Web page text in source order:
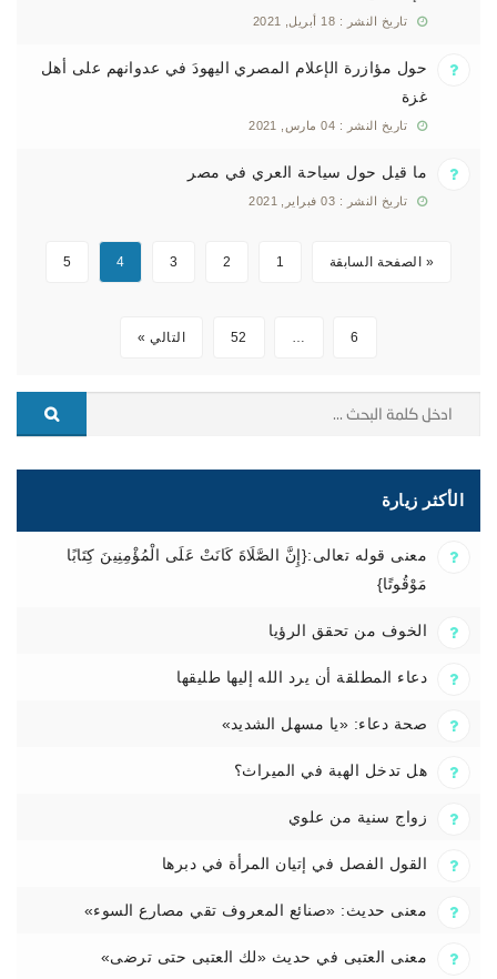
تاريخ النشر : 18 أبريل, 2021
حول مؤازرة الإعلام المصري اليهودَ في عدوانهم على أهل
غزة
تاريخ النشر : 04 مارس, 2021
ما قيل حول سياحة العري في مصر
تاريخ النشر : 03 فبراير, 2021
« الصفحة السابقة 1
2
3
4
5
6
…
52 التالي »
الأكثر زيارة
معنى قوله تعالى:{إِنَّ الصَّلَاةَ كَانَتْ عَلَى الْمُؤْمِنِينَ كِتَابًا
مَوْقُوتًا}
الخوف من تحقق الرؤيا
دعاء المطلقة أن يرد الله إليها طليقها
صحة دعاء: «يا مسهل الشديد»
هل تدخل الهبة في الميراث؟
زواج سنية من علوي
القول الفصل في إتيان المرأة في دبرها
معنى حديث: «صنائع المعروف تقي مصارع السوء»
معنى العتبى في حديث «لك العتبى حتى ترضى»